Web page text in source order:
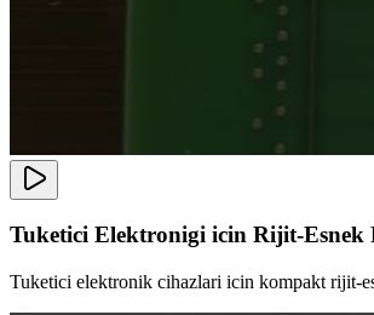
Tuketici Elektronigi icin Rijit-Esnek
Tuketici elektronik cihazlari icin kompakt rijit-